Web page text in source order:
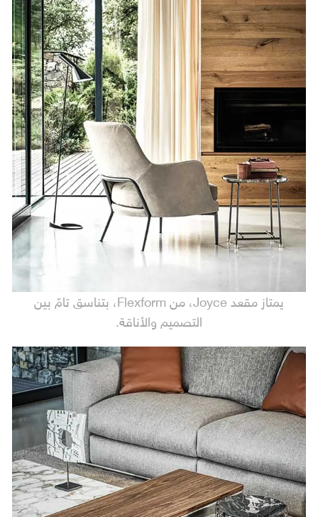
يمتاز مقعد Joyce، من Flexform، بتناسق تامّ بين
التصميم والأناقة.